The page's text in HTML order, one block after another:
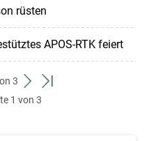
rüsten
APOS-RTK feiert
3
weiter
zum
zum
1 von 3